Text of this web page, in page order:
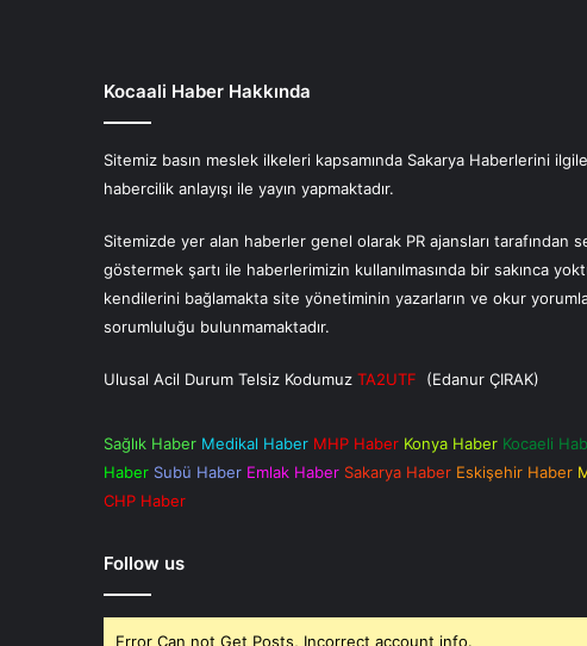
Kocaali Haber Hakkında
Sitemiz basın meslek ilkeleri kapsamında Sakarya Haberlerini
habercilik anlayışı ile yayın yapmaktadır.
Sitemizde yer alan haberler genel olarak PR ajansları tarafından
göstermek şartı ile haberlerimizin kullanılmasında bir sakınca
kendilerini bağlamakta site yönetiminin yazarların ve okur
sorumluluğu bulunmamaktadır.
Ulusal Acil Durum Telsiz Kodumuz TA2UTF (Edanur ÇIRAK)
Sağlık Haber Medikal Haber MHP Haber Konya Haber Kocaeli
Haber Subü Haber Emlak Haber Sakarya Haber Eskişehir Haber
CHP Haber
Follow us
Error Can not Get Posts, Incorrect account info.